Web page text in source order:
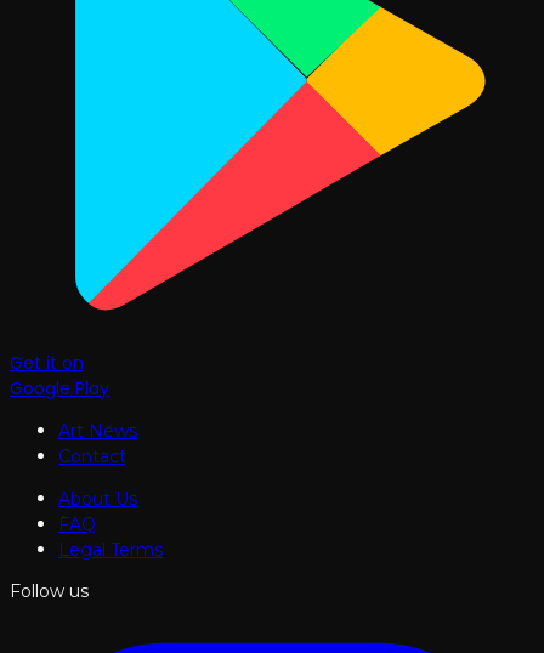
Get it on
Google Play
Art News
Contact
About Us
FAQ
Legal Terms
Follow us